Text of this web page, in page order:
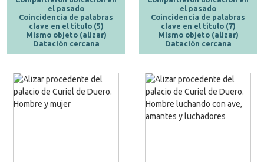
el pasado
Coincidencia de palabras
clave en el título (5)
Mismo objeto (alizar)
Datación cercana
el pasado
Coincidencia de palabras
clave en el título (7)
Mismo objeto (alizar)
Datación cercana